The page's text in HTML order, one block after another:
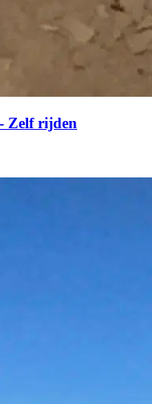
Zelf rijden